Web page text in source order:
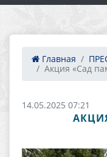
Главная
Акция «Сад
14.05.2025 07:21